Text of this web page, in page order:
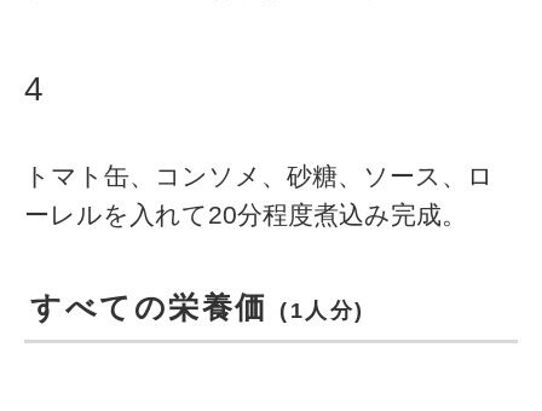
4
トマト缶、コンソメ、砂糖、ソース、ロ
ーレルを入れて20分程度煮込み完成。
すべての栄養価 (1人分)